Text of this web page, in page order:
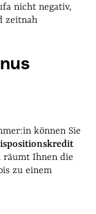
nicht negativ,
zeitnah
können Sie
räumt Ihnen die
zu einem